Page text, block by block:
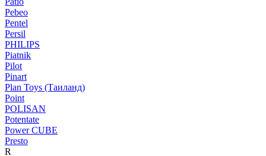
Pebeo
Pentel
Persil
PHILIPS
Piatnik
Pilot
Pinart
Plan Toys (Таиланд)
Point
POLISAN
Potentate
Power CUBE
Presto
R